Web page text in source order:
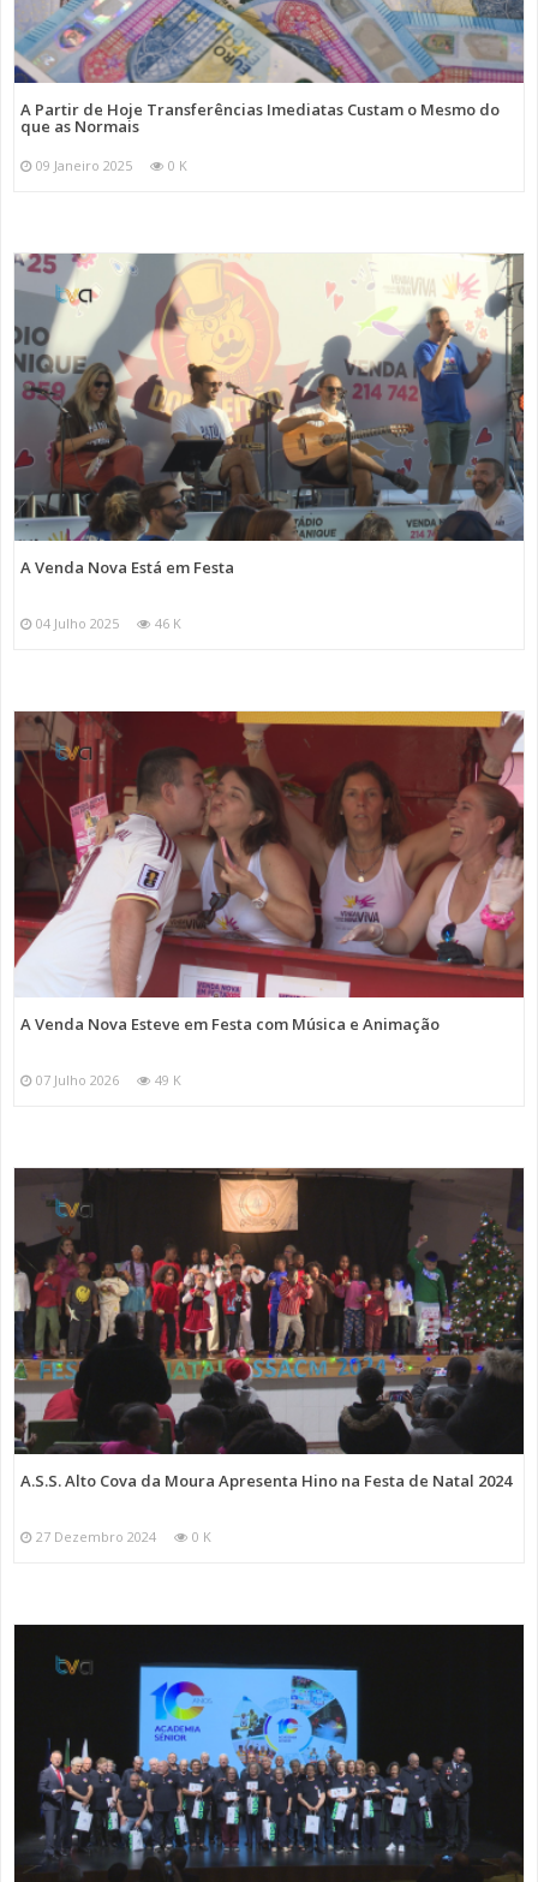
A Partir de Hoje Transferências Imediatas Custam o Mesmo do
que as Normais
09 Janeiro 2025 0 K
A Venda Nova Está em Festa
04 Julho 2025 46 K
A Venda Nova Esteve em Festa com Música e Animação
07 Julho 2026 49 K
A.S.S. Alto Cova da Moura Apresenta Hino na Festa de Natal 2024
27 Dezembro 2024 0 K